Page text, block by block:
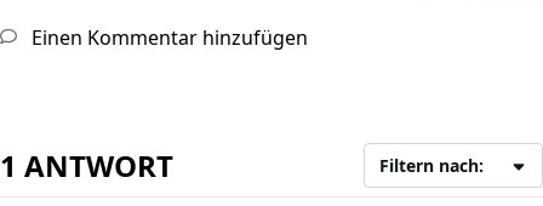
Einen Kommentar hinzufügen
1 ANTWORT Filtern nach: